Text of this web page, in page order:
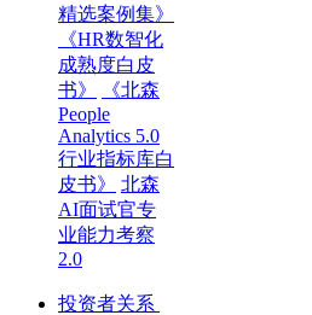
精选案例集》
《HR数智化
成熟度白皮
书》
《北森
People
Analytics 5.0
行业指标库白
皮书》
北森
AI面试官专
业能力考察
2.0
投资者关系